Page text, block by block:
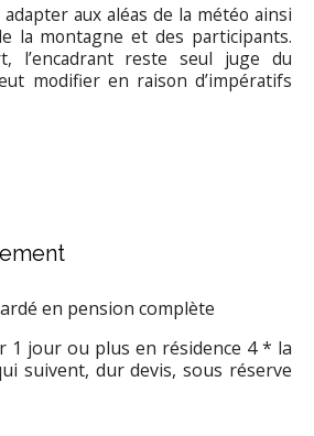
aux aléas de la météo ainsi
la montagne et des participants.
l’encadrant reste seul juge du
modifier en raison d’impératifs
en pension complète
1 jour ou plus en résidence 4 * la
suivent, dur devis, sous réserve